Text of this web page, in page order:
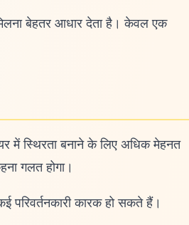
बेहतर आधार देता है। केवल एक
में स्थिरता बनाने के लिए अधिक मेहनत
गलत होगा।
परिवर्तनकारी कारक हो सकते हैं।